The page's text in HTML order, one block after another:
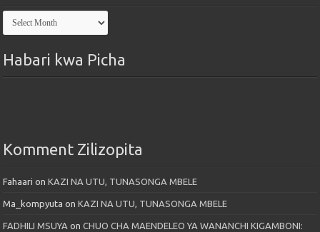
Kutoka
Maktaba
Habari kwa Picha
Komment Zilizopita
Fahaari onKAZI NA UTU, TUNASONGA MBELE
Ma_kompyuta onKAZI NA UTU, TUNASONGA MBELE
FADHILI MSUYA onCHUO CHA MAENDELEO YA WANANCHI KIGAMBONI: